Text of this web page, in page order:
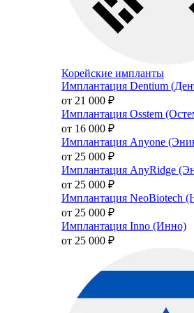
Корейские импланты
Имплантация Dentium
от 21 000 ₽
Имплантация Osstem
от 16 000 ₽
Имплантация Anyone
от 25 000 ₽
Имплантация AnyRidge
от 25 000 ₽
Имплантация NeoBiotech
от 25 000 ₽
Имплантация Inno (Инно)
от 25 000 ₽